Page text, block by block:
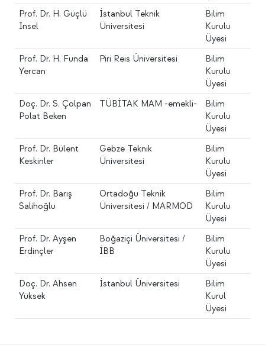
Prof. Dr. H. Güçlü
İnsel
İstanbul Teknik
Üniversitesi
Bilim
Kurulu
Üyesi
Prof. Dr. H. Funda
Yercan
Piri Reis Üniversitesi
Bilim
Kurulu
Üyesi
Doç. Dr. S. Çolpan
Polat Beken
TÜBİTAK MAM -emekli-
Bilim
Kurulu
Üyesi
Prof. Dr. Bülent
Keskinler
Gebze Teknik
Üniversitesi
Bilim
Kurulu
Üyesi
Prof. Dr. Barış
Salihoğlu
Ortadoğu Teknik
Üniversitesi / MARMOD
Bilim
Kurulu
Üyesi
Prof. Dr. Ayşen
Erdinçler
Boğaziçi Üniversitesi /
İBB
Bilim
Kurulu
Üyesi
Doç. Dr. Ahsen
Yüksek
İstanbul Üniversitesi
Bilim
Kurul
Üyesi